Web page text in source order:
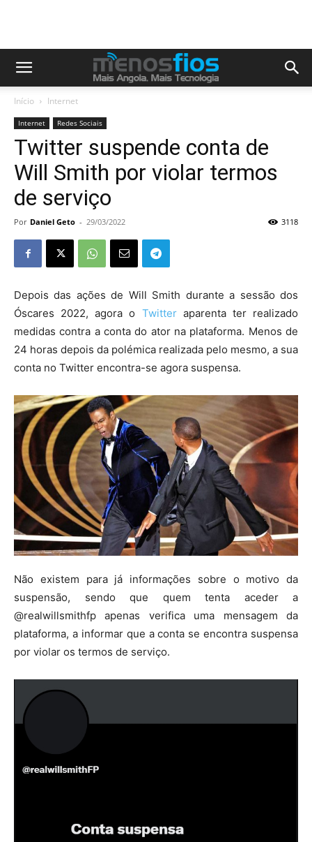
Início Internet
Internet Redes Sociais
Twitter suspende conta de
Will Smith por violar termos
de serviço
Por Daniel Geto - 29/03/2022 3118
Depois das ações de Will Smith durante a sessão dos
Óscares 2022, agora o Twitteraparenta ter realizado
medidas contra a conta do ator na plataforma. Menos de
24 horas depois da polémica realizada pelo mesmo, a sua
conta no Twitter encontra-se agora suspensa.
Não existem para já informações sobre o motivo da
suspensão, sendo que quem tenta aceder a
@realwillsmithfp apenas verifica uma mensagem da
plataforma, a informar que a conta se encontra suspensa
por violar os termos de serviço.